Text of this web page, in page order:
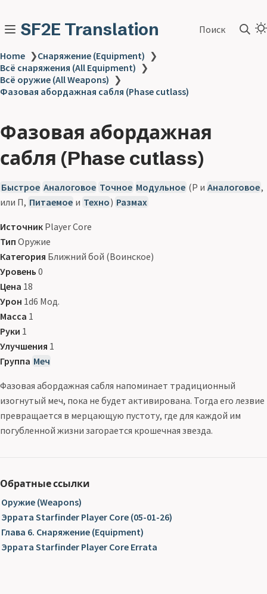
SF2E Translation Поиск
Home ❯Снаряжение (Equipment) ❯
Всё снаряжения (All Equipment) ❯
Всё оружие (All Weapons) ❯
Фазовая абордажная сабля (Phase cutlass)
Фазовая абордажная
сабля (Phase cutlass)
Быстрое Аналоговое Точное Модульное (Р и Аналоговое,
или П, Питаемое и Техно) Размах
Источник Player Core
Тип Оружие
Категория Ближний бой (Воинское)
Уровень 0
Цена 18
Урон 1d6 Мод.
Масса 1
Руки 1
Улучшения 1
Группа Меч
Фазовая абордажная сабля напоминает традиционный
изогнутый меч, пока не будет активирована. Тогда его лезвие
превращается в мерцающую пустоту, где для каждой им
погубленной жизни загорается крошечная звезда.
Обратные ссылки
Оружие (Weapons)
Эррата Starfinder Player Core (05-01-26)
Глава 6. Снаряжение (Equipment)
Эррата Starfinder Player Core Errata